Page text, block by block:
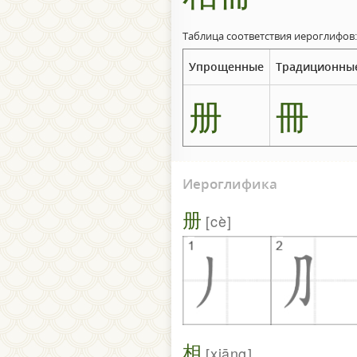
Таблица соответствия иероглифов:
Упрощенные
册 冊
Иероглифика
册 cè
相